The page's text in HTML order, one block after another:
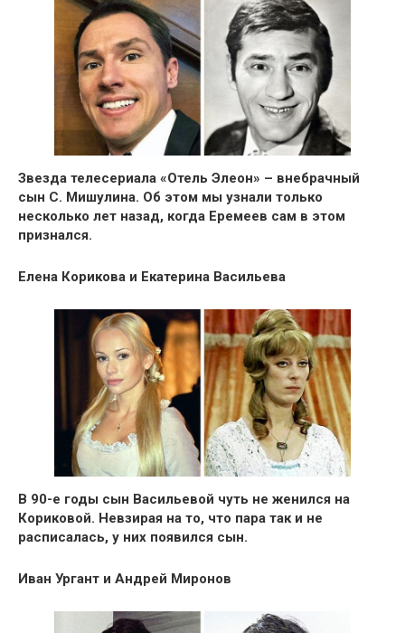
Звезда телесериала «Отель Элеон» – внебрачный
сын С. Мишулина. Об этом мы узнали только
несколько лет назад, когда Еремеев сам в этом
признался.
Елена Корикова и Екатерина Васильева
В 90-е годы сын Васильевой чуть не женился на
Кориковой. Невзирая на то, что пара так и не
расписалась, у них появился сын.
Иван Ургант и Андрей Миронов